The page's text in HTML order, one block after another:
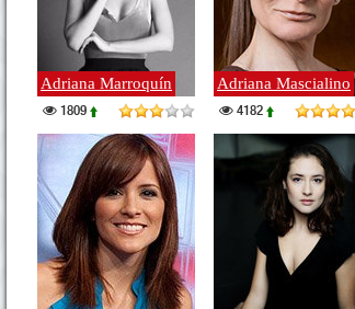
Adriana Marroquín
1809
Adriana Mascialino
4182